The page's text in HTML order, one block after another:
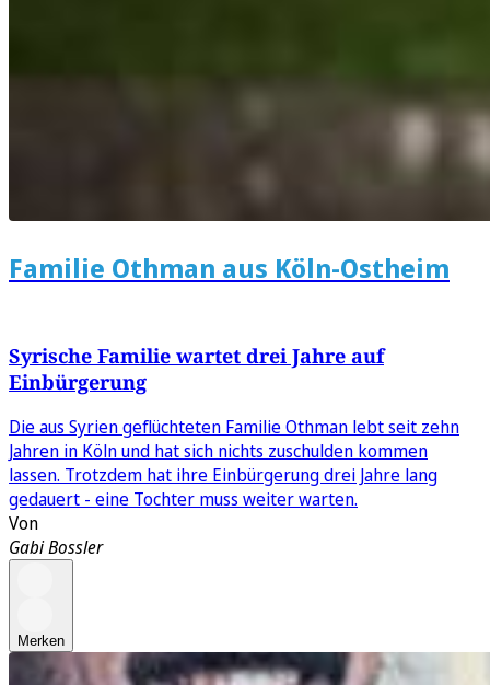
Familie Othman aus Köln-Ostheim
Syrische Familie wartet drei Jahre auf
Einbürgerung
Die aus Syrien geflüchteten Familie Othman lebt seit zehn
Jahren in Köln und hat sich nichts zuschulden kommen
lassen. Trotzdem hat ihre Einbürgerung drei Jahre lang
gedauert - eine Tochter muss weiter warten.
Von
Gabi Bossler
Merken